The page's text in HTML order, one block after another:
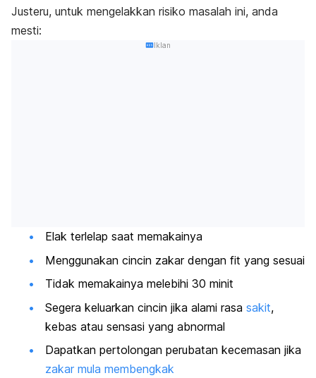
Justeru, untuk mengelakkan risiko masalah ini, anda
mesti:
Iklan
Elak terlelap saat memakainya
Menggunakan cincin zakar dengan fit yang sesuai
Tidak memakainya melebihi 30 minit
Segera keluarkan cincin jika alami rasa sakit,
kebas atau sensasi yang abnormal
Dapatkan pertolongan perubatan kecemasan jika
zakar mula membengkak